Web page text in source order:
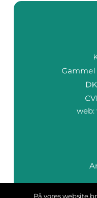
web:
På vores website